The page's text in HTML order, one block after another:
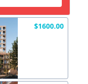
$1600.00